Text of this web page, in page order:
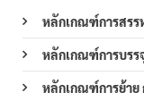
หลักเกณฑ์การสรร
หลักเกณฑ์การบรร
หลักเกณฑ์การย้าย